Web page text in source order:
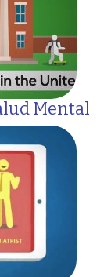
Mental